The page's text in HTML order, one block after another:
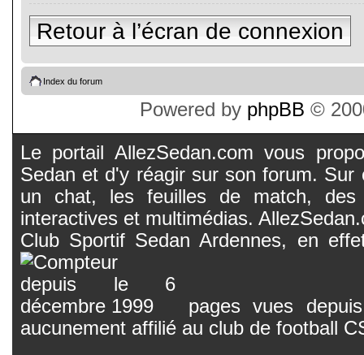
Retour à l’écran de connexion
Index du forum
Powered by phpBB ©
Le portail AllezSedan.com vous
Sedan et d'y réagir sur son forum.
un chat, les feuilles de match, des
interactives et multimédias.
Club Sportif Sedan Ardennes, en
pages vues
aucunement affilié au club de football